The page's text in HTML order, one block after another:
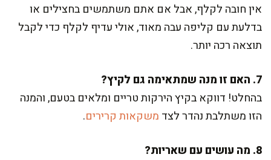
אין חובה לקלף, אבל אם אתם משתמשים בחצילים או
בדלעת עם קליפה עבה מאוד, אולי עדיף לקלף כדי לקבל
תוצאה רכה יותר.
7. האם זו מנה שמתאימה גם לקיץ?
בהחלט! דווקא בקיץ הירקות טריים ומלאים בטעם, והמנה
הזו משתלבת נהדר לצד משקאות קרירים.
8. מה עושים עם שאריות?